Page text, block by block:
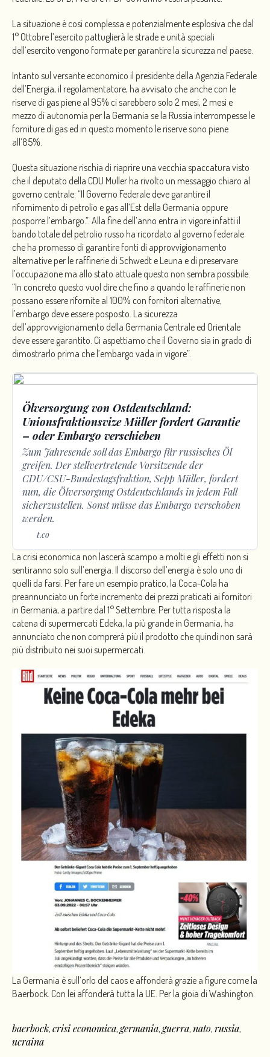
La situazione è così complessa e potenzialmente esplosiva che dal
1° Ottobre l’esercito pattuglierà le strade e unità speciali
dell’esercito vengono formate per garantire la sicurezza nel paese.
Intanto sul versante economico il presidente della Agenzia Federale
dell’Energia, il regolamentatore, ha avvisato che anche con le
riserve di gas piene al 95% ci sarebbero solo 2 mesi, 2 mesi e
mezzo di autonomia per la Germania se la Russia interrompesse le
forniture di gas ed in questo momento le riserve sono piene
all’85%.
Questa situazione rischia di riaprire una vecchia spaccatura visto
che il deputato della CDU Muller ha rivolto un messaggio chiaro al
governo centrale: “Il Governo Federale deve garantire il
rifornimento di petrolio e gas all’Est della Germania oppure
posporre l’embargo.”. Alla fine dell’anno entra in vigore infatti il
bando totale del petrolio russo ha ricordato al governo federale
che ha promesso di garantire fonti di approvvigionamento
alternative per le raffinerie di Schwedt e Leuna e di preservare
l’occupazione ma allo stato attuale questo non sembra possibile.
“In concreto questo vuol dire che fino a quando le raffinerie non
possano essere rifornite al 100% con fornitori alternative,
l’embargo deve essere posposto. La sicurezza
dell’approvvigionamento della Germania Centrale ed Orientale
deve essere garantito. Ci aspettiamo che il Governo sia in grado di
dimostrarlo prima che l’embargo vada in vigore”.
Ölversorgung von Ostdeutschland:
Unionsfraktionsvize Müller fordert Garantie
– oder Embargo verschieben
Zum Jahresende soll das Embargo für russisches Öl
greifen. Der stellvertretende Vorsitzende der
CDU/CSU-Bundestagsfraktion, Sepp Müller, fordert
nun, die Ölversorgung Ostdeutschlands in jedem Fall
sicherzustellen. Sonst müsse das Embargo verschoben
werden.
t.co
La crisi economica non lascerà scampo a molti e gli effetti non si
sentiranno solo sull’energia. Il discorso dell’energia è solo uno di
quelli da farsi. Per fare un esempio pratico, la Coca-Cola ha
preannunciato un forte incremento dei prezzi praticati ai fornitori
in Germania, a partire dal 1° Settembre. Per tutta risposta la
catena di supermercati Edeka, la più grande in Germania, ha
annunciato che non comprerà più il prodotto che quindi non sarà
più distribuito nei suoi supermercati.
La Germania è sull’orlo del caos e affonderà grazie a figure come la
Baerbock. Con lei affonderà tutta la UE. Per la gioia di Washington.
baerbock, crisi economica, germania, guerra, nato, russia,
ucraina